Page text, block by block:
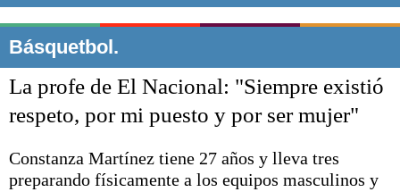
Punta Alta
El mundo
Opinión
Deportes
Escenario Olímpico
Liga del Sur
Básquetbol.
La profe de El Nacional: "Siempre existió
respeto, por mi puesto y por ser mujer"
Constanza Martínez tiene 27 años y lleva tres
preparando físicamente a los equipos masculinos y